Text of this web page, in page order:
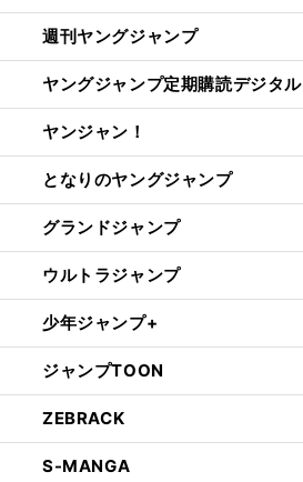
週刊ヤングジャンプ
ヤングジャンプ定期購読デジタル
ヤンジャン！
となりのヤングジャンプ
グランドジャンプ
ウルトラジャンプ
少年ジャンプ+
ジャンプTOON
ZEBRACK
S-MANGA